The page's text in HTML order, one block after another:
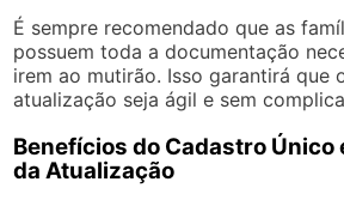
É sempre recomendado que as
possuem toda a documentação
irem ao mutirão. Isso garantirá que
atualização seja ágil e sem
Benefícios do Cadastro Único
da Atualização